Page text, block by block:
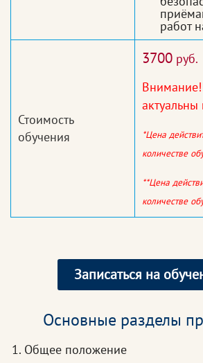
работ
Стоимость
обучения
3700 руб.
актуальны
*Цена
количестве
**Цена
количестве
Записаться на
Основные разделы
Общее положение